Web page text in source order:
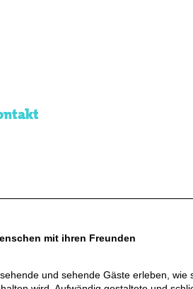
mit ihren Freunden
und sehende Gäste erleben, wie